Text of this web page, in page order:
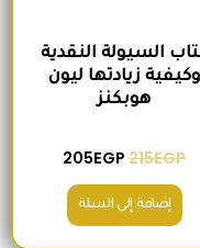
السيولة النقدية
وكيفية زيادتها ليون
هوبكنز
215EGP
205EGP
إضافة إلى السلة